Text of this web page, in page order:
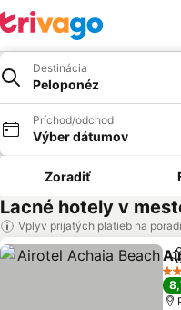
Destinácia
Peloponéz
Príchod/odchod
Výber dátumov
Zoradiť
Lacné hotely v
Vplyv prijatých platieb na
4